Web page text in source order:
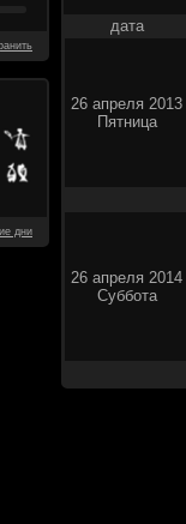
дни
дата
26 апреля 2013
Пятница
26 апреля 2014
Суббота